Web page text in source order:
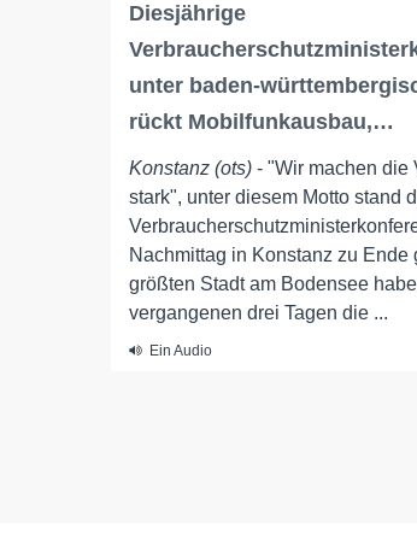
Diesjährige
unter baden-
rückt Mobilfunkausbau,…
Konstanz (ots) - "Wir machen die
stark", unter diesem Motto stand
Nachmittag in Konstanz zu Ende
größten Stadt am Bodensee
vergangenen drei Tagen die ...
Ein Audio